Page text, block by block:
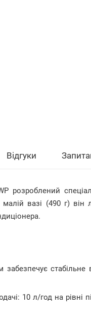
Відгуки
розроблений
вазі (490 г) він
стабільне
10 л/год на рівні